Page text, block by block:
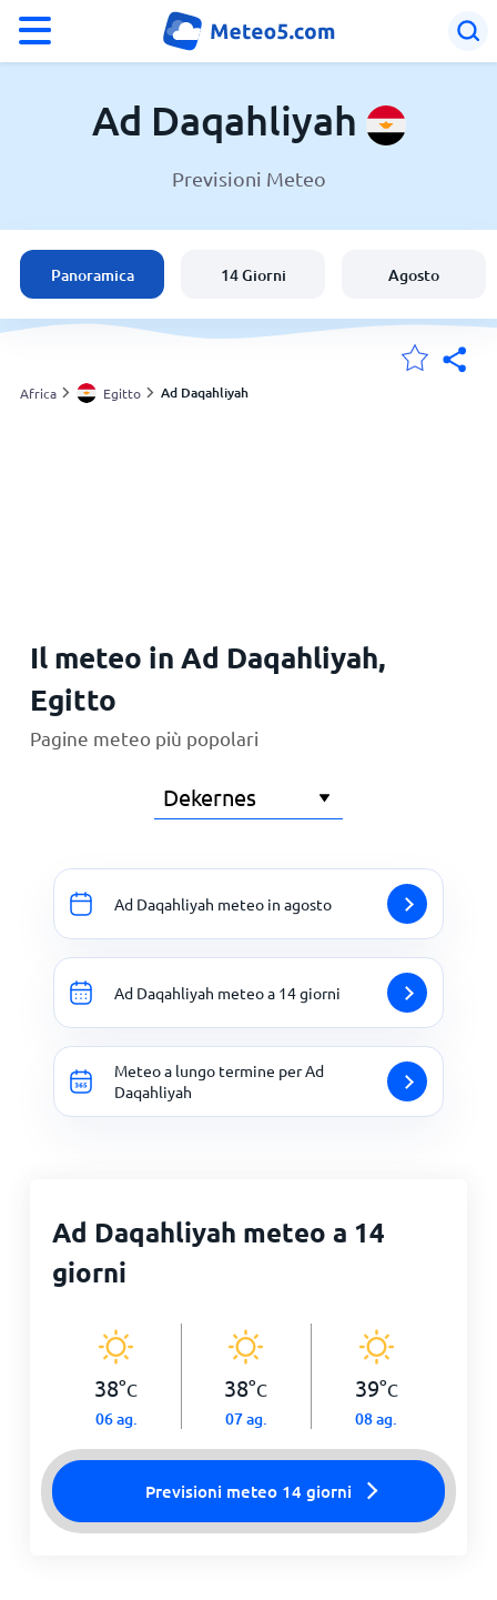
Meteo in Ad Daqahliyah
Egitto
Italia
Svizzera
Ad Daqahliyah
Previsioni Meteo
Panoramica 14 Giorni Agosto
Africa Egitto Ad Daqahliyah
Il meteo in Ad Daqahliyah,
Egitto
Pagine meteo più popolari
Ad Daqahliyah meteo in agosto
Ad Daqahliyah meteo a 14 giorni
Meteo a lungo termine per Ad
Daqahliyah
Ad Daqahliyah meteo a 14
giorni
38°C
06 ag.
38°C
07 ag.
39°C
08 ag.
Previsioni meteo 14 giorni